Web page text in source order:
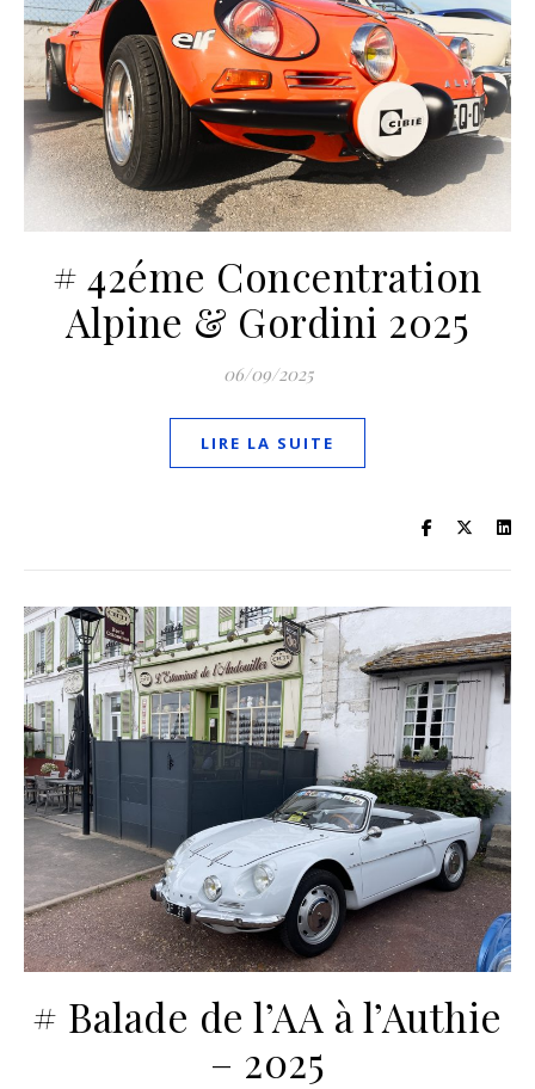
# 42éme Concentration
Alpine & Gordini 2025
06/09/2025
LIRE LA SUITE
# Balade de l’AA à l’Authie
– 2025